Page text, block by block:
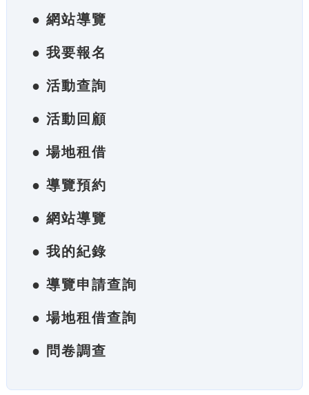
● 網站導覽
● 我要報名
● 活動查詢
● 活動回顧
● 場地租借
● 導覽預約
● 網站導覽
● 我的紀錄
● 導覽申請查詢
● 場地租借查詢
● 問卷調查